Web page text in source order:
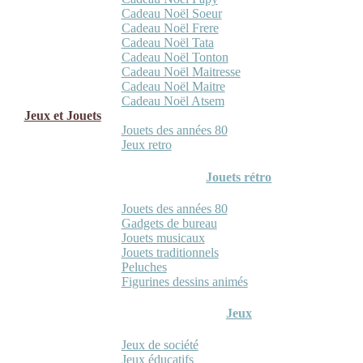
Cadeau Noël Soeur
Cadeau Noël Frere
Cadeau Noël Tata
Cadeau Noël Tonton
Cadeau Noël Maitresse
Cadeau Noël Maitre
Cadeau Noël Atsem
Jeux et Jouets
Jouets des années 80
Jeux retro
Jouets rétro
Jouets des années 80
Gadgets de bureau
Jouets musicaux
Jouets traditionnels
Peluches
Figurines dessins animés
Jeux
Jeux de société
Jeux éducatifs